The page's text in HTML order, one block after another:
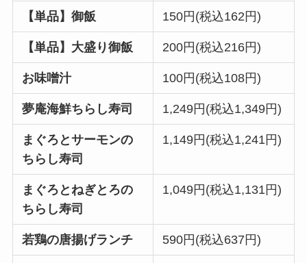
【単品】御飯 150円(税込162円)
【単品】大盛り御飯 200円(税込216円)
お味噌汁 100円(税込108円)
夢庵海鮮ちらし寿司 1,249円(税込1,349円)
まぐろとサーモンの
ちらし寿司
1,149円(税込1,241円)
まぐろとねぎとろの
ちらし寿司
1,049円(税込1,131円)
若鶏の唐揚げランチ 590円(税込637円)